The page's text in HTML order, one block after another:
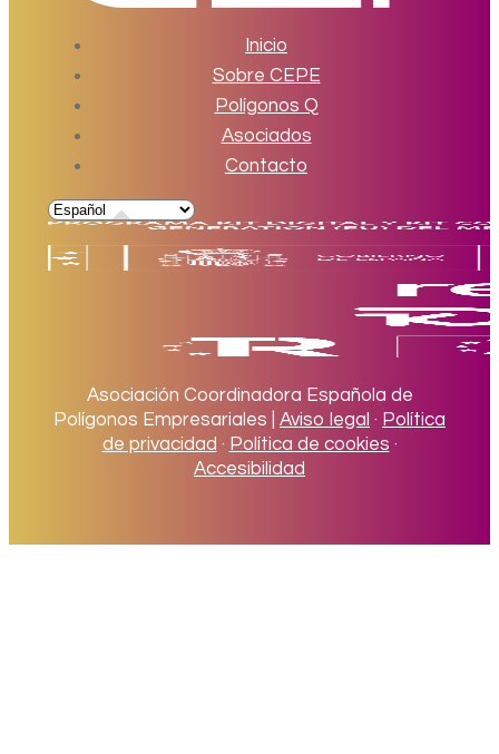
Inicio
Sobre CEPE
Polígonos Q
Asociados
Contacto
Asociación Coordinadora Española de
Polígonos Empresariales | Aviso legal · Política
de privacidad · Política de cookies ·
Accesibilidad